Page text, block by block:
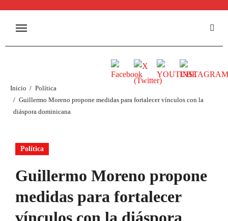
Inicio
Política
Guillermo Moreno propone medidas para fortalecer vínculos con la
diáspora dominicana
Política
Guillermo Moreno propone
medidas para fortalecer